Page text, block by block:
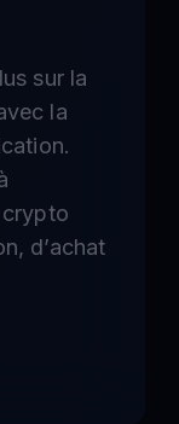
sur la
la
d’achat